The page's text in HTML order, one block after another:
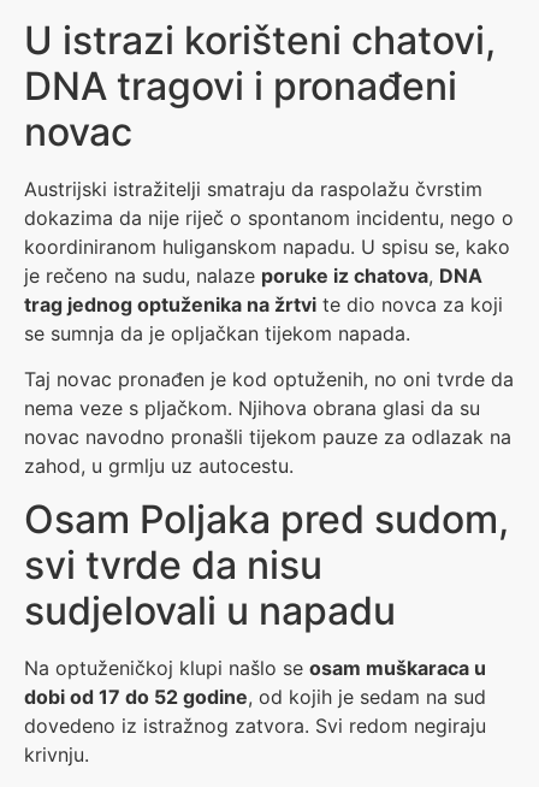
U istrazi korišteni chatovi,
DNA tragovi i pronađeni
novac
Austrijski istražitelji smatraju da raspolažu čvrstim
dokazima da nije riječ o spontanom incidentu, nego o
koordiniranom huliganskom napadu. U spisu se, kako
je rečeno na sudu, nalaze poruke iz chatova, DNA
trag jednog optuženika na žrtvi te dio novca za koji
se sumnja da je opljačkan tijekom napada.
Taj novac pronađen je kod optuženih, no oni tvrde da
nema veze s pljačkom. Njihova obrana glasi da su
novac navodno pronašli tijekom pauze za odlazak na
zahod, u grmlju uz autocestu.
Osam Poljaka pred sudom,
svi tvrde da nisu
sudjelovali u napadu
Na optuženičkoj klupi našlo se osam muškaraca u
dobi od 17 do 52 godine, od kojih je sedam na sud
dovedeno iz istražnog zatvora. Svi redom negiraju
krivnju.